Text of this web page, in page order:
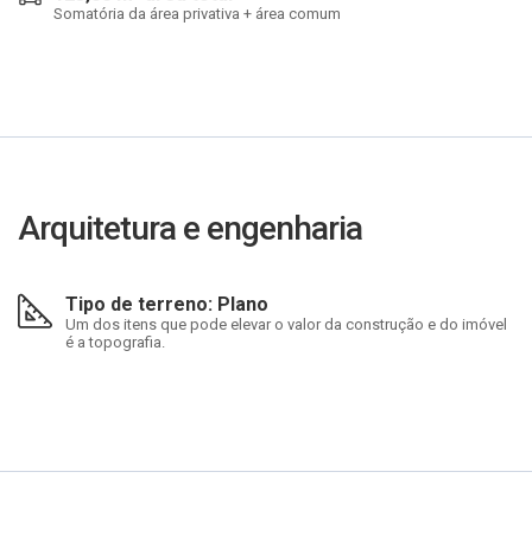
Somatória da área privativa + área comum
Arquitetura e engenharia
Tipo de terreno: Plano
Um dos itens que pode elevar o valor da construção e do imóvel
é a topografia.